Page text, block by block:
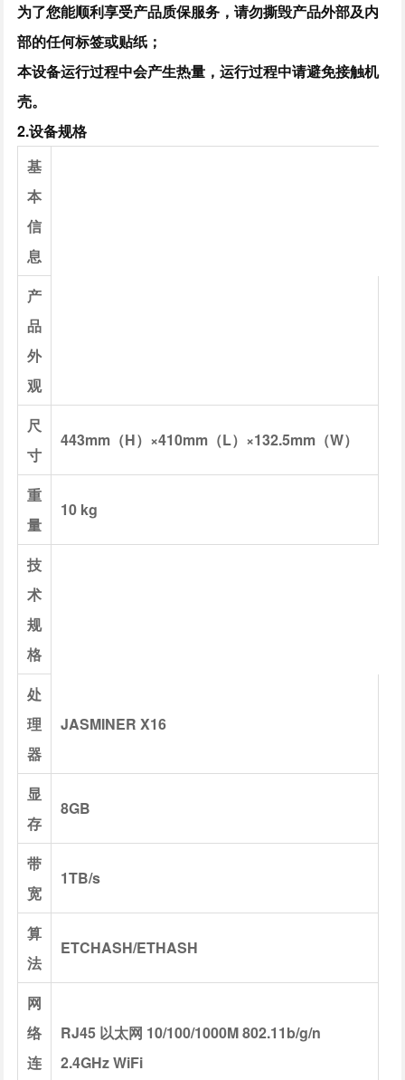
为了您能顺利享受产品质保服务，请勿撕毁产品外部及内
部的任何标签或贴纸；
本设备运行过程中会产生热量，运行过程中请避免接触机
壳。
2.设备规格
基
本
信
息
产
品
外
观
尺
寸
443mm（H）×410mm（L）×132.5mm（W）
重
量
10 kg
技
术
规
格
处
理
器
JASMINER X16
显
存
8GB
带
宽
1TB/s
算
法
ETCHASH/ETHASH
网
络
连
RJ45 以太网 10/100/1000M 802.11b/g/n
2.4GHz WiFi